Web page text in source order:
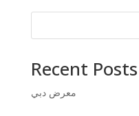
Recent Posts
معرض دبي